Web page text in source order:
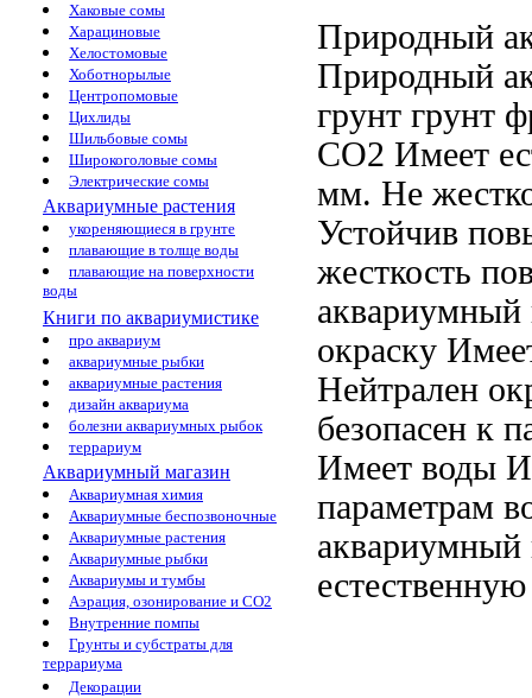
Хаковые сомы
Харациновые
Хелостомовые
Хоботнорылые
Центропомовые
Цихлиды
Шильбовые сомы
Широкоголовые сомы
Электрические сомы
Аквариумные растения
укореняющиеся в грунте
плавающие в толще воды
плавающие на поверхности
воды
Книги по аквариумистике
про аквариум
аквариумные рыбки
аквариумные растения
дизайн аквариума
болезни аквариумных рыбок
террариум
Аквариумный магазин
Аквариумная химия
Аквариумные беспозвоночные
Аквариумные растения
Аквариумные рыбки
Аквариумы и тумбы
Аэрация, озонирование и CO2
Внутренние помпы
Грунты и субстраты для
террариума
Декорации
Природный
Природный
грунт грунт
СО2 Имеет
мм. Не
Устойчив
жесткость
аквариумный
окраску
Нейтрален
безопасен к
Имеет воды
параметрам
аквариумный
естественную